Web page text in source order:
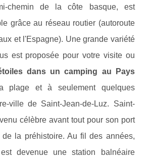
chemin de la côte basque, est
grâce au réseau routier (autoroute
et l'Espagne). Une grande variété
est proposée pour votre visite ou
dans un camping au Pays
plage et à seulement quelques
ville de Saint-Jean-de-Luz. Saint-
célèbre avant tout pour son port
la préhistoire. Au fil des années,
est devenue une station balnéaire